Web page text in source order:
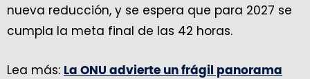
nueva reducción, y se espera que para 2027 se
cumpla la meta final de las 42 horas.
Lea más: La ONU advierte un frágil panorama